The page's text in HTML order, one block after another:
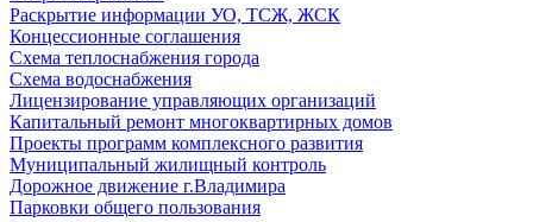
Раскрытие информации УО, ТСЖ, ЖСК
Концессионные соглашения
Схема теплоснабжения города
Схема водоснабжения
Лицензирование управляющих организаций
Капитальный ремонт многоквартирных домов
Проекты программ комплексного развития
Муниципальный жилищный контроль
Дорожное движение г.Владимира
Парковки общего пользования